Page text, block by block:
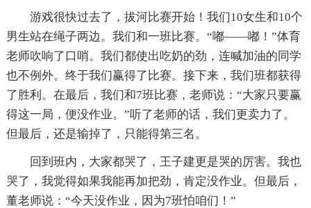
游戏很快过去了，拔河比赛开始！我们10女生和10个
男生站在绳子两边。我们和一班比赛。“嘟——嘟！”体育
老师吹响了口哨。我们都使出吃奶的劲，连喊加油的同学
也不例外。终于我们赢得了比赛。接下来，我们班都获得
了胜利。在最后，我们和7班比赛，老师说：“大家只要赢
得这一局，便没作业。”听了老师的话，我们更卖力了。
但最后，还是输掉了，只能得第三名。
回到班内，大家都哭了，王子建更是哭的厉害。我也
哭了，我觉得如果我能再加把劲，肯定没作业。但最后，
董老师说：“今天没作业，因为7班怕咱们！”